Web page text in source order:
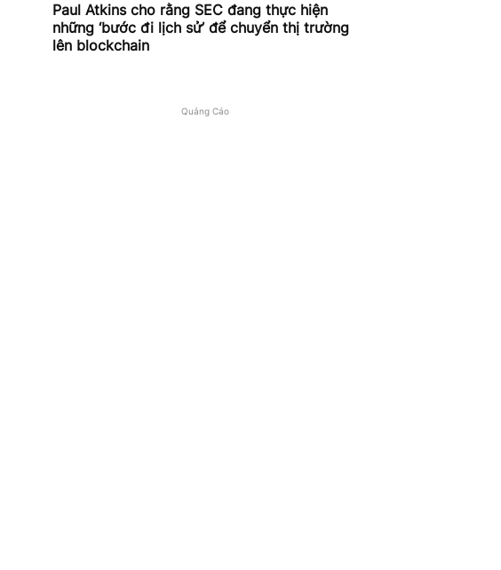
Paul Atkins cho rằng SEC đang thực hiện
những ‘bước đi lịch sử’ để chuyển thị trường
lên blockchain
Quảng Cáo